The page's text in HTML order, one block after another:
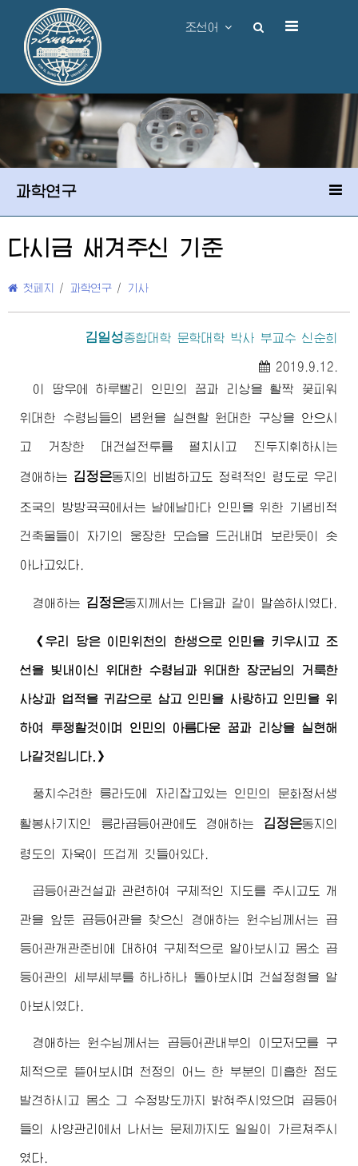
조선어
과학연구
다시금 새겨주신 기준
첫페지 / 과학연구 / 기사
김일성종합대학 문학대학 박사 부교수 신순희
2019.9.12.
이 땅우에 하루빨리 인민의 꿈과 리상을 활짝 꽃피워
위대한 수령님 들의 념원을 실현할 원대한 구상을 안으시
고 거창한 대건설전투를 펼치시고 진두지휘하시는
경애하는 김정은동지 의 비범하고도 정력적인 령도로 우리
조국의 방방곡곡에서는 날에날마다 인민을 위한 기념비적
건축물들이 자기의 웅장한 모습을 드러내며 보란듯이 솟
아나고있다.
경애하는 김정은동지 께서는 다음과 같이 말씀하시였다.
《우리 당은 이민위천의 한생으로 인민을 키우시고 조
선을 빛내이신 위대한 수령님 과위대한 장군님의 거룩한
사상과 업적을 귀감으로 삼고 인민을 사랑하고 인민을 위
하여 투쟁할것이며 인민의 아름다운 꿈과 리상을 실현해
나갈것입니다.》
풍치수려한 릉라도에 자리잡고있는 인민의 문화정서생
활봉사기지인 릉라곱등어관에도 경애하는 김정은동지의
령도의 자욱이 뜨겁게 깃들어있다.
곱등어관건설과 관련하여 구체적인 지도를 주시고도 개
관을 앞둔 곱등어관을 찾으신 경애하는 원수님 께서는 곱
등어관개관준비에 대하여 구체적으로 알아보시고 몸소 곱
등어관의 세부세부를 하나하나 돌아보시며 건설정형을 알
아보시였다.
경애하는 원수님 께서는 곱등어관내부의 이모저모를 구
체적으로 뜯어보시며 천정의 어느 한 부분의 미흡한 점도
발견하시고 몸소 그 수정방도까지 밝혀주시였으며 곱등어
들의 사양관리에서 나서는 문제까지도 일일이 가르쳐주시
였다.